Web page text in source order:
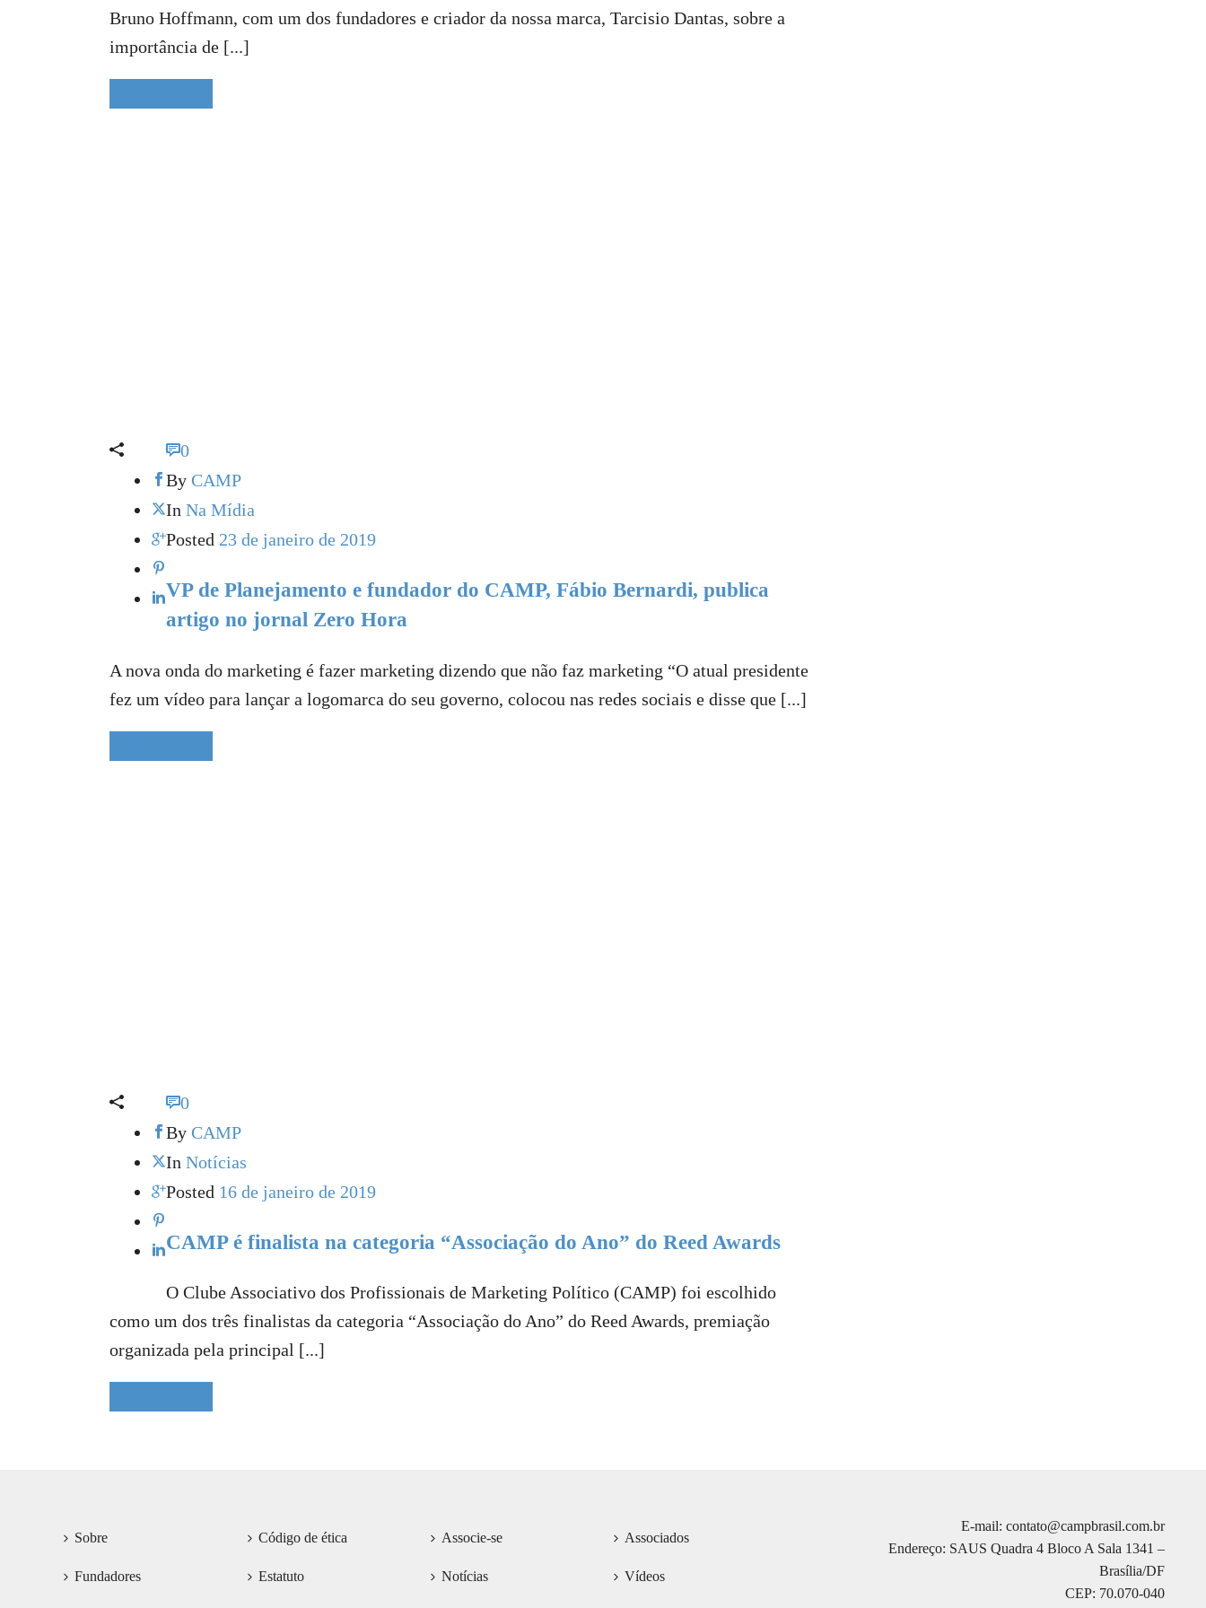
Bruno Hoffmann, com um dos fundadores e criador da nossa marca, Tarcisio Dantas, sobre a
importância de [...]
0
By CAMP
In Na Mídia
Posted 23 de janeiro de 2019
VP de Planejamento e fundador do CAMP, Fábio Bernardi, publica
artigo no jornal Zero Hora
A nova onda do marketing é fazer marketing dizendo que não faz marketing “O atual presidente
fez um vídeo para lançar a logomarca do seu governo, colocou nas redes sociais e disse que [...]
0
By CAMP
In Notícias
Posted 16 de janeiro de 2019
CAMP é finalista na categoria “Associação do Ano” do Reed Awards
O Clube Associativo dos Profissionais de Marketing Político (CAMP) foi escolhido
como um dos três finalistas da categoria “Associação do Ano” do Reed Awards, premiação
organizada pela principal [...]
Sobre
Fundadores
Código de ética
Estatuto
Associe-se
Notícias
Associados
Vídeos
E-mail: contato@campbrasil.com.br
Endereço: SAUS Quadra 4 Bloco A Sala 1341 –
Brasília/DF
CEP: 70.070-040